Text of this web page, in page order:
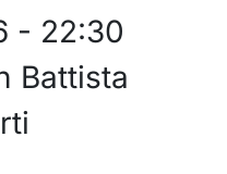
- 22:30
Battista